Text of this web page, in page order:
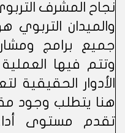
نجاح المشرف
والميدان التربوي
جميع برامج
وتتم فيها
الأدوار الحقيقية
هنا يتطلب وجود
تقدم مستوى